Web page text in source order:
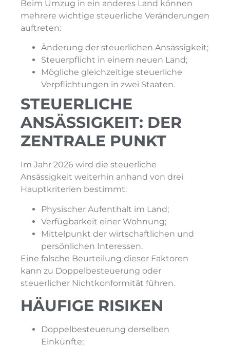
Beim Umzug in ein anderes Land können
mehrere wichtige steuerliche Veränderungen
auftreten:
Änderung der steuerlichen Ansässigkeit;
Steuerpflicht in einem neuen Land;
Mögliche gleichzeitige steuerliche
Verpflichtungen in zwei Staaten.
STEUERLICHE
ANSÄSSIGKEIT: DER
ZENTRALE PUNKT
Im Jahr 2026 wird die steuerliche
Ansässigkeit weiterhin anhand von drei
Hauptkriterien bestimmt:
Physischer Aufenthalt im Land;
Verfügbarkeit einer Wohnung;
Mittelpunkt der wirtschaftlichen und
persönlichen Interessen.
Eine falsche Beurteilung dieser Faktoren
kann zu Doppelbesteuerung oder
steuerlicher Nichtkonformität führen.
HÄUFIGE RISIKEN
Doppelbesteuerung derselben
Einkünfte;